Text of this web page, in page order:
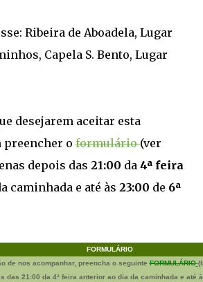
Ribeira de Aboadela, Lugar
Capela S. Bento, Lugar
desejarem aceitar esta
preencher o formulário(ver
depois das 21:00 da 4ª feira
caminhada e até às 23:00 de 6ª
FORMULÁRIO
de nos acompanhar, preencha o seguinteFORMULÁRIO
das 21:00 da 4ª feiraanterior ao dia da caminhada e até